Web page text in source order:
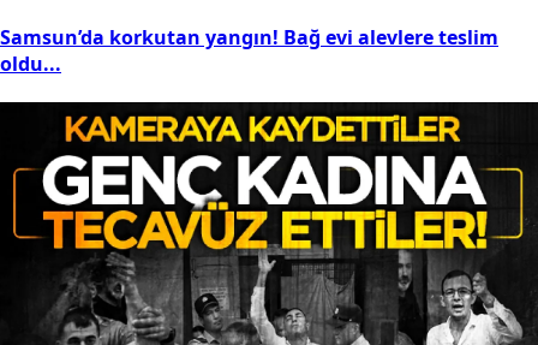
Samsun’da korkutan yangın! Bağ evi alevlere teslim
oldu...